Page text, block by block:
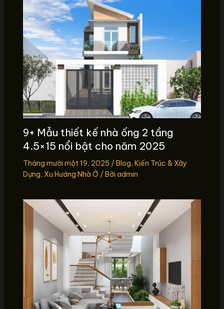
9+ Mẫu thiết kế nhà ống 2 tầng
4.5×15 nổi bật cho năm 2025
Tháng mười một 19, 2025 /Blog, Kiến Trúc & Xây
Dựng, Xu Hướng Nhà Ở / Bởi admin